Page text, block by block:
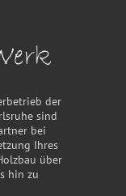
der
sind
bei
Ihres
über
hin zu